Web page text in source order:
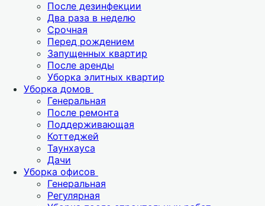
После дезинфекции
Два раза в неделю
Срочная
Перед рождением
Запущенных квартир
После аренды
Уборка элитных квартир
Уборка домов
Генеральная
После ремонта
Поддерживающая
Коттеджей
Таунхауса
Дачи
Уборка офисов
Генеральная
Регулярная